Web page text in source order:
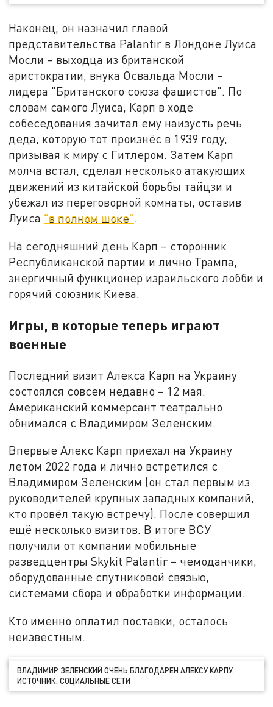
Наконец, он назначил главой
представительства Palantir в Лондоне Луиса
Мосли – выходца из британской
аристократии, внука Освальда Мосли –
лидера "Британского союза фашистов". По
словам самого Луиса, Карп в ходе
собеседования зачитал ему наизусть речь
деда, которую тот произнёс в 1939 году,
призывая к миру с Гитлером. Затем Карп
молча встал, сделал несколько атакующих
движений из китайской борьбы тайцзи и
убежал из переговорной комнаты, оставив
Луиса "в полном шоке".
На сегодняшний день Карп – сторонник
Республиканской партии и лично Трампа,
энергичный функционер израильского лобби и
горячий союзник Киева.
Игры, в которые теперь играют
военные
Последний визит Алекса Карп на Украину
состоялся совсем недавно – 12 мая.
Американский коммерсант театрально
обнимался с Владимиром Зеленским.
Впервые Алекс Карп приехал на Украину
летом 2022 года и лично встретился с
Владимиром Зеленским (он стал первым из
руководителей крупных западных компаний,
кто провёл такую встречу). После совершил
ещё несколько визитов. В итоге ВСУ
получили от компании мобильные
разведцентры Skykit Palantir – чемоданчики,
оборудованные спутниковой связью,
системами сбора и обработки информации.
Кто именно оплатил поставки, осталось
неизвестным.
ВЛАДИМИР ЗЕЛЕНСКИЙ ОЧЕНЬ БЛАГОДАРЕН АЛЕКСУ КАРПУ.
ИСТОЧНИК: СОЦИАЛЬНЫЕ СЕТИ